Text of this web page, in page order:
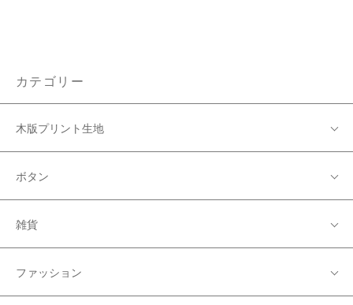
カテゴリー
木版プリント生地
ボタン
雑貨
ファッション